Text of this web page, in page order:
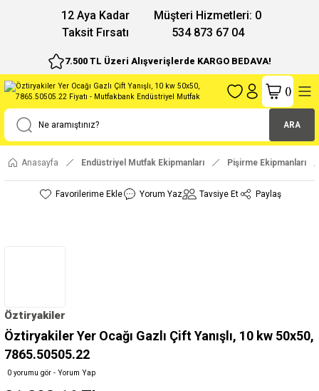
12 Aya Kadar
Taksit Fırsatı
Müşteri Hizmetleri: 0
534 873 67 04
7.500 TL Üzeri Alışverişlerde KARGO BEDAVA!
ARA
()
Anasayfa Endüstriyel Mutfak Ekipmanları Pişirme Ekipmanları
Yorum Yaz Tavsiye Et Paylaş
Öztiryakiler
Öztiryakiler Yer Ocağı Gazlı Çift Yanışlı, 10 kw 50x50,
7865.50505.22
0 yorumu gör - Yorum Yap